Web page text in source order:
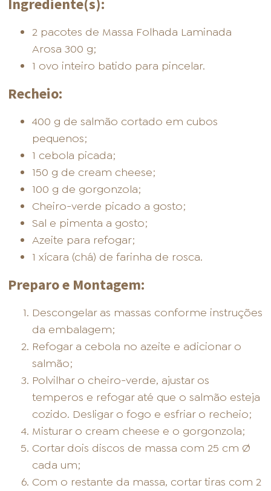
Ingrediente(s):
2 pacotes de Massa Folhada Laminada
Arosa 300 g;
1 ovo inteiro batido para pincelar.
Recheio:
400 g de salmão cortado em cubos
pequenos;
1 cebola picada;
150 g de cream cheese;
100 g de gorgonzola;
Cheiro-verde picado a gosto;
Sal e pimenta a gosto;
Azeite para refogar;
1 xícara (chá) de farinha de rosca.
Preparo e Montagem:
Descongelar as massas conforme instruções
da embalagem;
Refogar a cebola no azeite e adicionar o
salmão;
Polvilhar o cheiro-verde, ajustar os
temperos e refogar até que o salmão esteja
cozido. Desligar o fogo e esfriar o recheio;
Misturar o cream cheese e o gorgonzola;
Cortar dois discos de massa com 25 cm Ø
cada um;
Com o restante da massa, cortar tiras com 2